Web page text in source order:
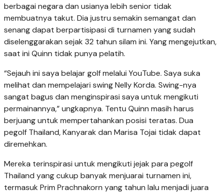
berbagai negara dan usianya lebih senior tidak
membuatnya takut. Dia justru semakin semangat dan
senang dapat berpartisipasi di turnamen yang sudah
diselenggarakan sejak 32 tahun silam ini. Yang mengejutkan,
saat ini Quinn tidak punya pelatih.
“​Sejauh ini saya belajar golf melalui YouTube. Saya suka
melihat dan mempelajari swing Nelly Korda. Swing-nya
sangat bagus dan menginspirasi saya untuk mengikuti
permainannya,” ungkapnya. Tentu Quinn masih harus
berjuang untuk mempertahankan posisi teratas. Dua
pegolf Thailand, Kanyarak dan Marisa Tojai tidak dapat
diremehkan.
Mereka terinspirasi untuk mengikuti jejak para pegolf
Thailand yang cukup banyak menjuarai turnamen ini,
termasuk Prim Prachnakorn yang tahun lalu menjadi juara